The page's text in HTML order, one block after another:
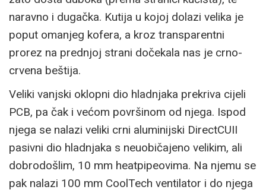
naravno i dugačka. Kutija u kojoj dolazi velika je
poput omanjeg kofera, a kroz transparentni
prorez na prednjoj strani dočekala nas je crno-
crvena beštija.
Veliki vanjski oklopni dio hladnjaka prekriva cijeli
PCB, pa čak i većom površinom od njega. Ispod
njega se nalazi veliki crni aluminijski DirectCUII
pasivni dio hladnjaka s neuobičajeno velikim, ali
dobrodošlim, 10 mm heatpipeovima. Na njemu se
pak nalazi 100 mm CoolTech ventilator i do njega